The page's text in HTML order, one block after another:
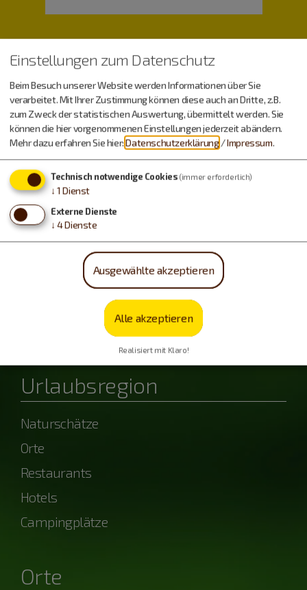
Wetter
Freitag, 07.08.
14 - 28 °C
Samstag, 08.08.
powered by OpenWeather
Urlaubsregion
Naturschätze
Orte
Restaurants
Hotels
Campingplätze
Orte
Einstellungen zum Datenschutz
Beim Besuch unserer Website werden Informationen über Sie
verarbeitet. Mit Ihrer Zustimmung können diese auch an Dritte, z.B.
zum Zweck der statistischen Auswertung, übermittelt werden. Sie
können die hier vorgenommenen Einstellungen jederzeit abändern.
Mehr dazu erfahren Sie hier:Datenschutzerklärung /Impressum.
Technisch notwendige Cookies (immer erforderlich)
↓ 1 Dienst
Externe Dienste
↓ 4Dienste
Ausgewählte akzeptieren
Alle akzeptieren
Realisiert mit Klaro!